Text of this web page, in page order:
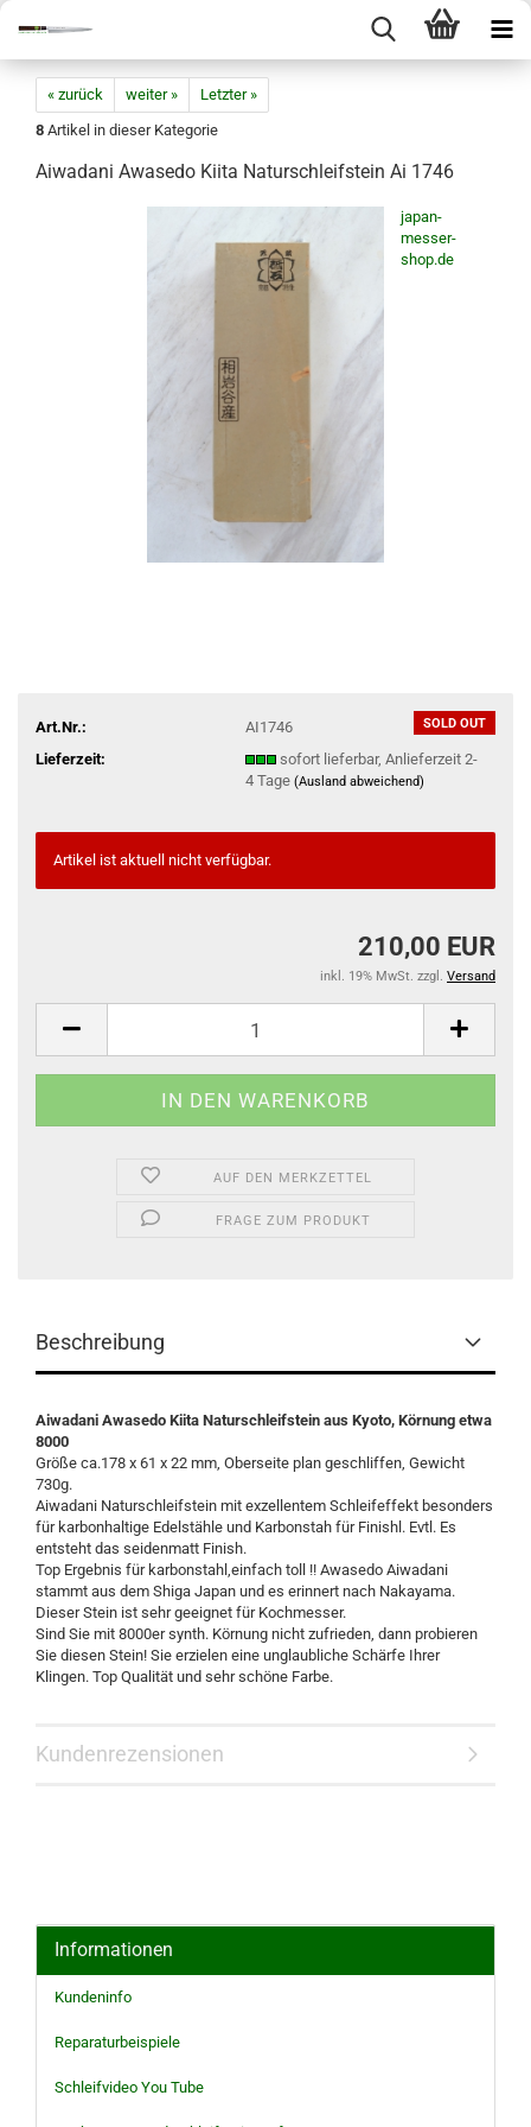
« zurück weiter »
Letzter »
8 Artikel in dieser Kategorie
Aiwadani Awasedo Kiita Naturschleifstein Ai 1746
japan-
messer-
shop.de
SOLD OUT
Art.Nr.:
AI1746
Lieferzeit:
sofort lieferbar, Anlieferzeit 2-
4 Tage (Ausland abweichend)
Artikel ist aktuell nicht verfügbar.
210,00 EUR
inkl. 19% MwSt. zzgl. Versand
AUF DEN MERKZETTEL
FRAGE ZUM PRODUKT
Beschreibung
Aiwadani Awasedo Kiita Naturschleifstein aus Kyoto, Körnung etwa
8000
Größe ca.178 x 61 x 22 mm, Oberseite plan geschliffen, Gewicht
730g.
Aiwadani Naturschleifstein mit exzellentem Schleifeffekt besonders
für karbonhaltige Edelstähle und Karbonstah für Finishl. Evtl. Es
entsteht das seidenmatt Finish.
Top Ergebnis für karbonstahl,einfach toll !! Awasedo Aiwadani
stammt aus dem Shiga Japan und es erinnert nach Nakayama.
Dieser Stein ist sehr geeignet für Kochmesser.
Sind Sie mit 8000er synth. Körnung nicht zufrieden, dann probieren
Sie diesen Stein! Sie erzielen eine unglaubliche Schärfe Ihrer
Klingen. Top Qualität und sehr schöne Farbe.
Kundenrezensionen
Informationen
Kundeninfo
Reparaturbeispiele
Schleifvideo You Tube